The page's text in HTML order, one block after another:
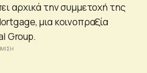
αρχικά την συμμετοχή της
μια κοινοπραξία
Group.